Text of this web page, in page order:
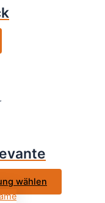
können
wählen
Produkt